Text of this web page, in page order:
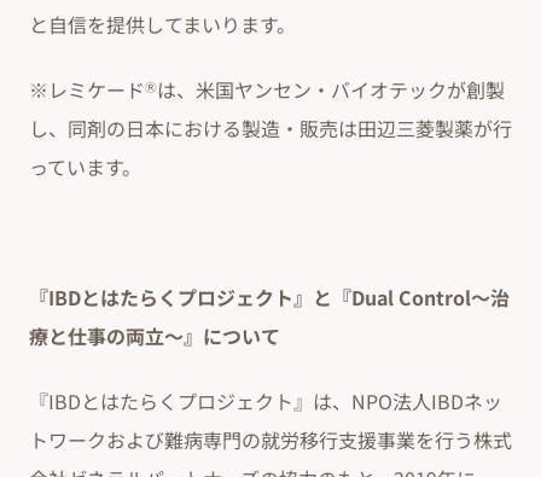
と自信を提供してまいります。
※レミケードⓇは、米国ヤンセン・バイオテックが創製
し、同剤の日本における製造・販売は田辺三菱製薬が行
っています。
『IBDとはたらくプロジェクト』と『Dual Control～治
療と仕事の両立～』について
『IBDとはたらくプロジェクト』は、NPO法人IBDネッ
トワークおよび難病専門の就労移行支援事業を行う株式